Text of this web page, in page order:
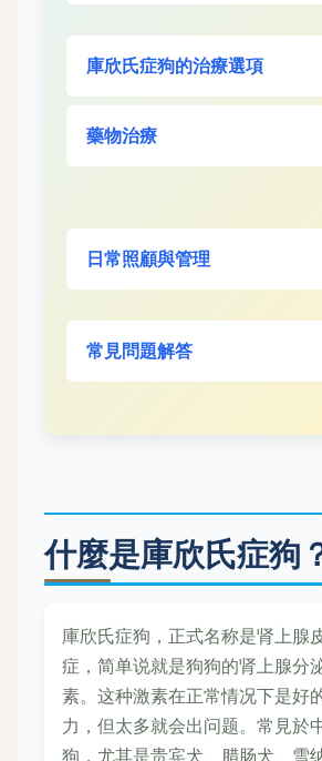
庫欣氏症狗的治療選項
藥物治療
日常照顧與管理
常見問題解答
什麼是庫欣氏症狗
庫欣氏症狗，正式名称是肾上腺
症，简单说就是狗狗的肾上腺分
素。这种激素在正常情况下是好
力，但太多就会出问题。常見於
狗，尤其是贵宾犬、腊肠犬、雪